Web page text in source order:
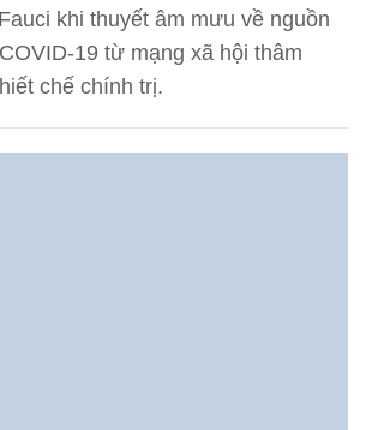
khi thuyết âm mưu về nguồn
19 từ mạng xã hội thâm
chế chính trị.